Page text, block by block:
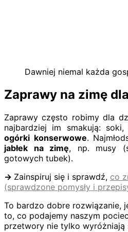
Dawniej niemal każda
Zaprawy na zimę
Zaprawy często robimy dla
najbardziej im smakują: soki,
ogórki konserwowe.
jabłek na zimę, np. musy
gotowych tubek).
→ Zainspiruj się i sprawdź, co
(sprawdzone pomysły i
To bardzo dobre rozwiązanie,
to, co podajemy naszym
przetwory nie tylko wyróżniają